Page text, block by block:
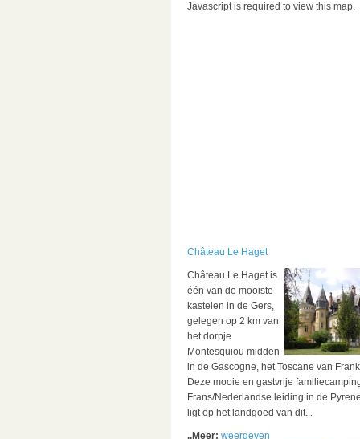
Javascript is required to view this map.
Château Le Haget
Château Le Haget is
één van de mooiste
kastelen in de Gers,
gelegen op 2 km van
het dorpje
Montesquiou midden
in de Gascogne, het Toscane van
Deze mooie en gastvrije
Frans/Nederlandse leiding in de
ligt op het landgoed van dit...
..Meer: weergeven